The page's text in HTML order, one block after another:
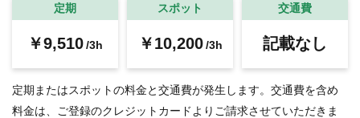
定期
￥9,510/3h
スポット
￥10,200 /3h
交通費
記載なし
定期またはスポットの料金と交通費が発生します。交通費を含め
料金は、ご登録のクレジットカードよりご請求させていただきま